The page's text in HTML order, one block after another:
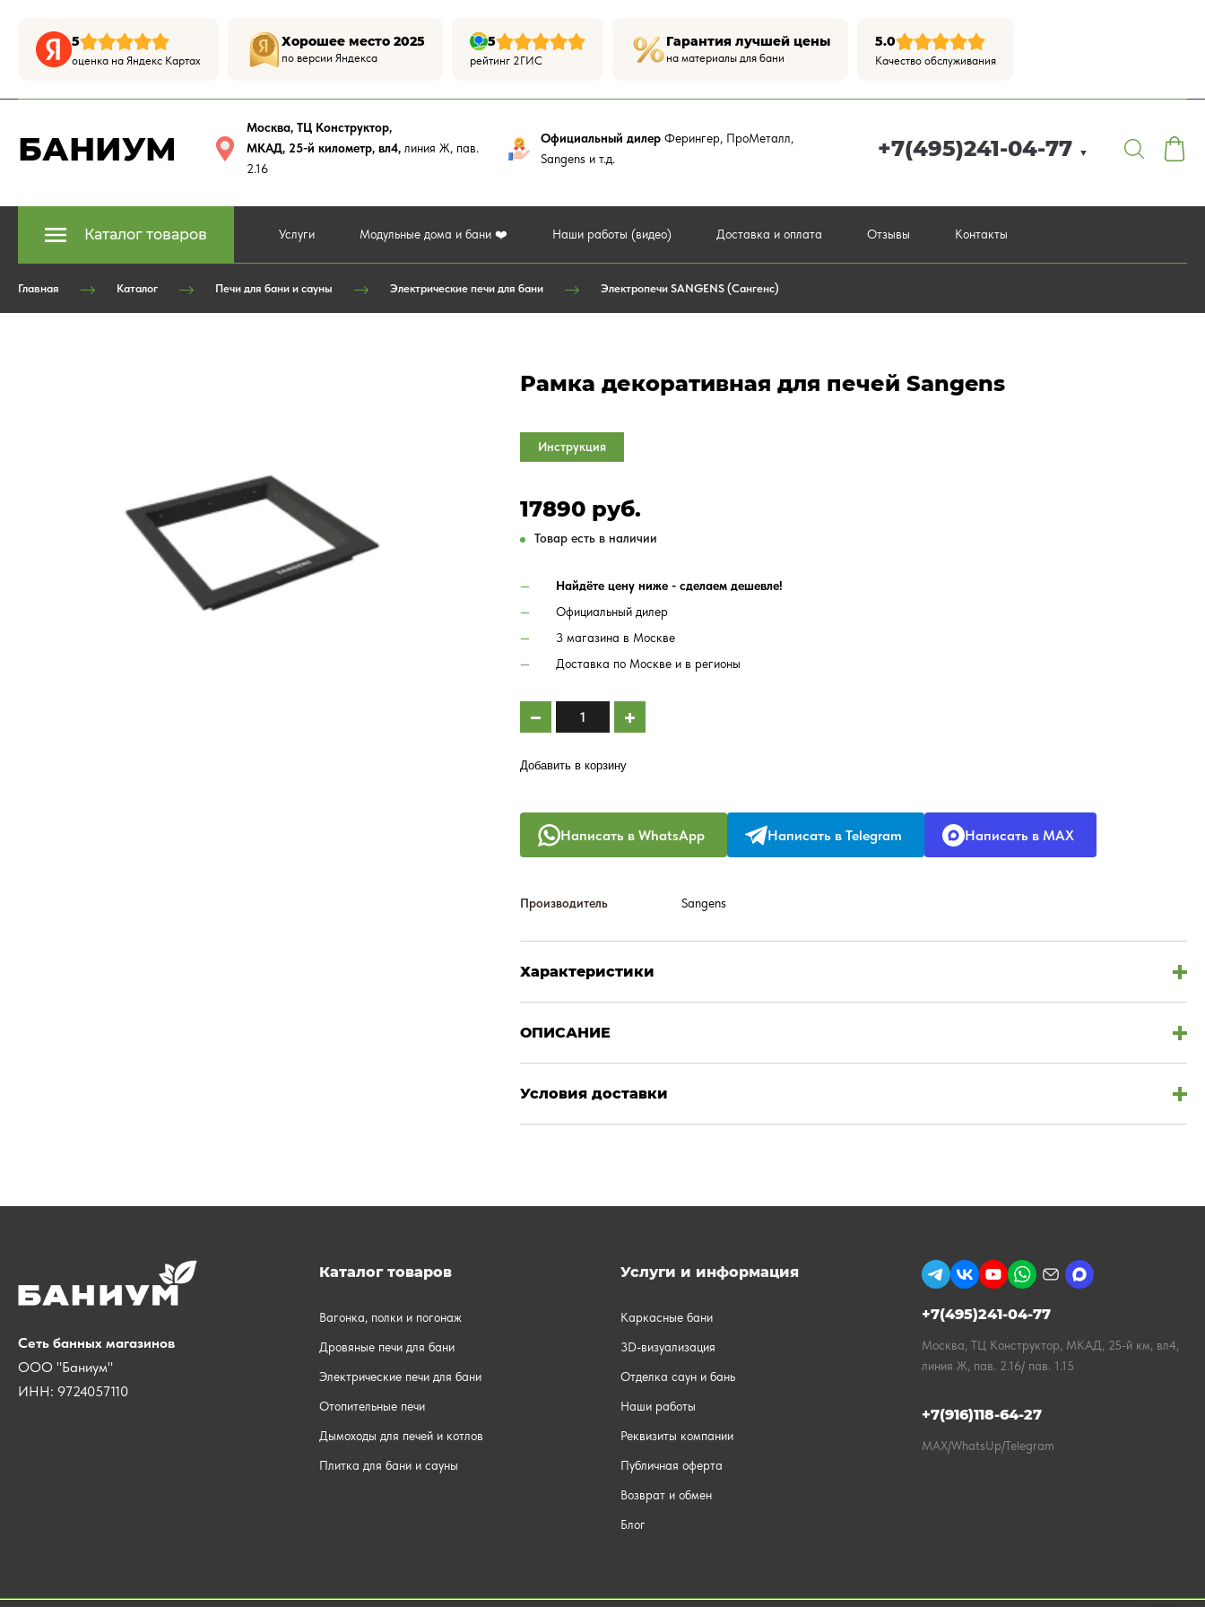
5
оценка на Яндекс Картах
Хорошее место 2025
по версии Яндекса
5
рейтинг 2ГИС
Гарантия лучшей цены
на материалы для бани
5.0
Качество обслуживания
БАНИУМ
Москва, ТЦ Конструктор,
МКАД, 25-й километр, вл4, линия Ж, пав.
2.16
Официальный дилер Ферингер, ПроМеталл,
Sangens и т.д.
+7(495)241-04-77 ▼
Каталог товаров Услуги Модульные дома и бани ❤️ Наши работы (видео) Доставка и оплата Отзывы Контакты
Главная Каталог Печи для бани и сауны Электрические печи для бани Электропечи SANGENS (Сангенс)
Рамка декоративная для печей Sangens
Инструкция
17890 руб.
Товар есть в наличии
Найдёте цену ниже - сделаем дешевле!
Официальный дилер
3 магазина в Москве
Доставка по Москве и в регионы
Добавить в корзину
Написать в WhatsApp Написать в Telegram Написать в MAX
Производитель Sangens
Характеристики
ОПИСАНИЕ
Условия доставки
Сеть банных магазинов
ООО "Баниум"
ИНН: 9724057110
Каталог товаров
Вагонка, полки и погонаж
Дровяные печи для бани
Электрические печи для бани
Отопительные печи
Дымоходы для печей и котлов
Плитка для бани и сауны
Услуги и информация
Каркасные бани
3D-визуализация
Отделка саун и бань
Наши работы
Реквизиты компании
Публичная оферта
Возврат и обмен
Блог
+7(495)241-04-77
Москва, ТЦ Конструктор, МКАД, 25-й км, вл4,
линия Ж, пав. 2.16/ пав. 1.15
+7(916)118-64-27
MAX/WhatsUp/Telegram